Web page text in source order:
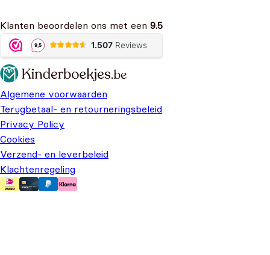
Klanten beoordelen ons met een 9.5
Algemene voorwaarden
Terugbetaal- en retourneringsbeleid
Privacy Policy
Cookies
Verzend- en leverbeleid
Klachtenregeling